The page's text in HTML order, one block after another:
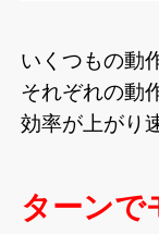
いくつもの動
それぞれの動
効率が上がり
ターンで